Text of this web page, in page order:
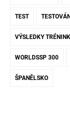
TEST
VÝSLEDKY
WORLDSSP 300
ŠPANĚLSKO